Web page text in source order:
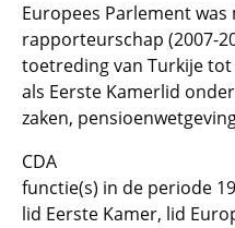
Europees Parlement
rapporteurschap (2007-
toetreding van Turkije tot
als Eerste Kamerlid
zaken,
CDA
functie(s) in de periode
lid Eerste Kamer, lid